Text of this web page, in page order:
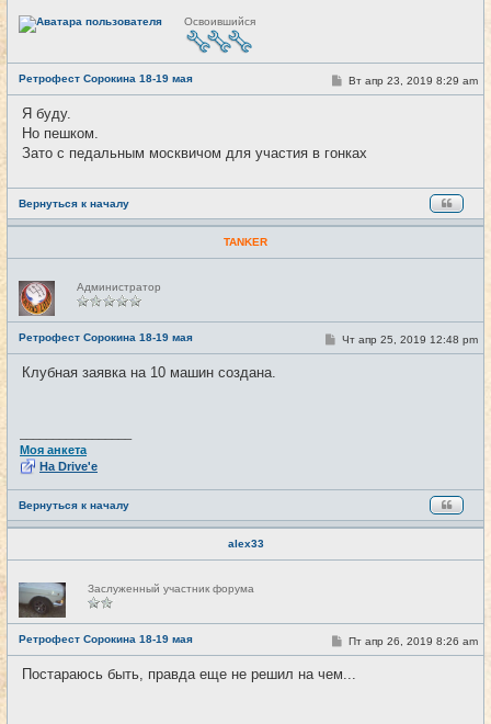
Н
е
е
т
и
Освоившийся
Ретрофест Сорокина 18-19 мая #2
С
о
н
Вт апр 23, 2019 8:29 am
Я буду.
Но пешком.
Зато с педальным москвичом для участия в гонках
Вернуться к началу
TANKER
Н
е
в
с
е
т
и
Администратор
Ретрофест Сорокина 18-19 мая #3
С
о
Чт апр 25, 2019 12:48 pm
Клубная заявка на 10 машин создана.
Моя анкета
На Drive'e
Вернуться к началу
alex33
Н
е
в
с
е
т
и
Заслуженный участник форума
Ретрофест Сорокина 18-19 мая #4
С
о
б
Пт апр 26, 2019 8:26 am
Постараюсь быть, правда еще не решил на чем...